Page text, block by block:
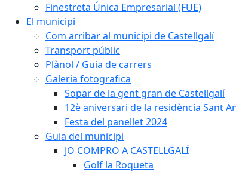
Finestreta Única Empresarial (FUE)
El municipi
Com arribar al municipi de Castellgalí
Transport públic
Plànol / Guia de carrers
Galeria fotografica
Sopar de la gent gran de Castellgalí
12è aniversari de la residència Sant
Festa del panellet 2024
Guia del municipi
JO COMPRO A CASTELLGALÍ
Golf la Roqueta